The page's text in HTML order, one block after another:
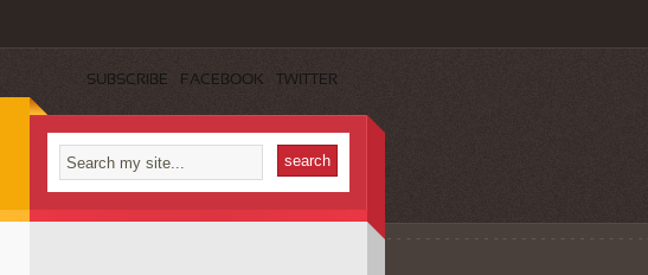
SUBSCRIBE FACEBOOK TWITTER